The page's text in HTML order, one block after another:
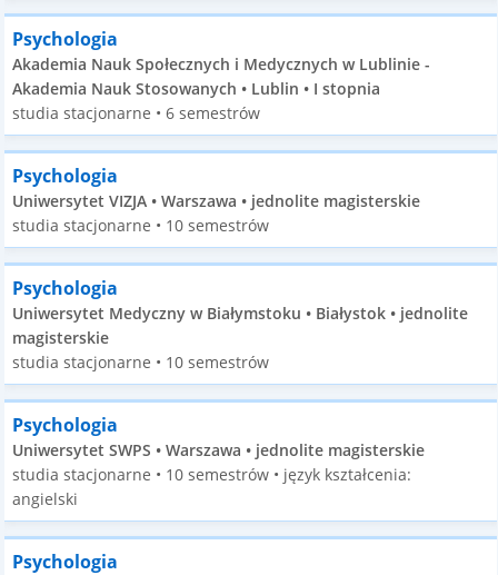
Psychologia
Akademia Nauk Społecznych i Medycznych w Lublinie -
Akademia Nauk Stosowanych • Lublin • I stopnia
studia stacjonarne • 6 semestrów
Psychologia
Uniwersytet VIZJA • Warszawa • jednolite magisterskie
studia stacjonarne • 10 semestrów
Psychologia
Uniwersytet Medyczny w Białymstoku • Białystok • jednolite
magisterskie
studia stacjonarne • 10 semestrów
Psychologia
Uniwersytet SWPS • Warszawa • jednolite magisterskie
studia stacjonarne • 10 semestrów • język kształcenia:
angielski
Psychologia